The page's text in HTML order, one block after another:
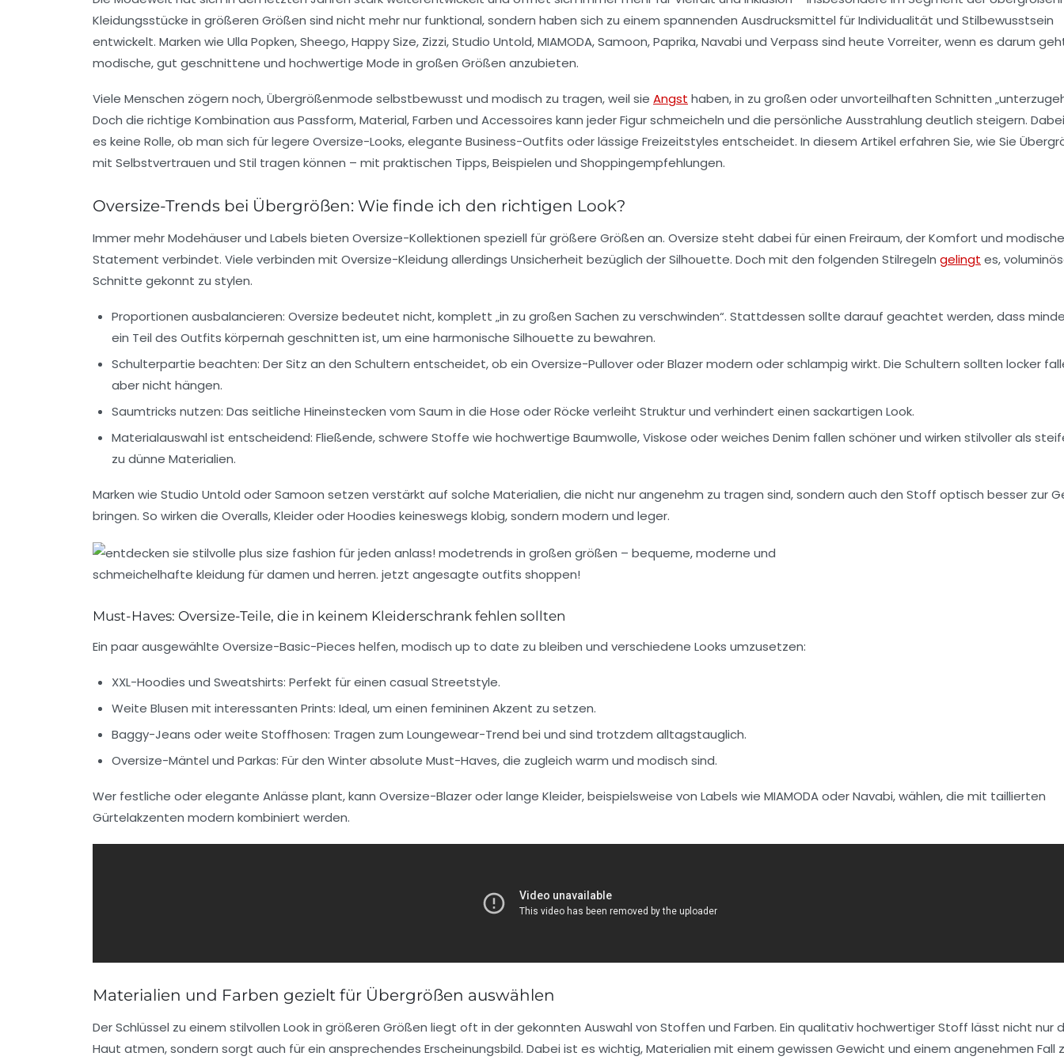
Kleidungsstücke in größeren Größen sind nicht mehr nur funktional, sondern haben sich zu einem spannenden Ausdrucksmittel für Individualität und Stilbewusstsein
entwickelt. Marken wie Ulla Popken,Sheego,Happy Size, Zizzi,Studio Untold,MIAMODA,Samoon,Paprika,Navabi und Verpass sind heute Vorreiter, wenn es darum
modische, gut geschnittene und hochwertige Mode in großen Größen anzubieten.
Viele Menschen zögern noch, Übergrößenmode selbstbewusst und modisch zu tragen, weil sie Angst haben, in zu großen oder unvorteilhaften Schnitten
Doch die richtige Kombination aus Passform, Material, Farben und Accessoires kann jeder Figur schmeicheln und die persönliche Ausstrahlung deutlich steigern.
es keine Rolle, ob man sich für legere Oversize-Looks, elegante Business-Outfits oder lässige Freizeitstyles entscheidet. In diesem Artikel erfahren Sie, wie Sie
mit Selbstvertrauen und Stil tragen können – mit praktischen Tipps, Beispielen und Shoppingempfehlungen.
Oversize-Trends bei Übergrößen: Wie finde ich den richtigen Look?
Immer mehr Modehäuser und Labels bieten Oversize-Kollektionen speziell für größere Größen an. Oversize steht dabei für einen Freiraum, der Komfort und
Statement verbindet. Viele verbinden mit Oversize-Kleidung allerdings Unsicherheit bezüglich der Silhouette. Doch mit den folgenden Stilregeln gelingt es,
Schnitte gekonnt zu stylen.
Proportionen ausbalancieren: Oversize bedeutet nicht, komplett „in zu großen Sachen zu verschwinden“. Stattdessen sollte darauf geachtet werden, dass
ein Teil des Outfits körpernah geschnitten ist, um eine harmonische Silhouette zu bewahren.
Schulterpartie beachten: Der Sitz an den Schultern entscheidet, ob ein Oversize-Pullover oder Blazer modern oder schlampig wirkt. Die Schultern sollten locker
aber nicht hängen.
Saumtricks nutzen: Das seitliche Hineinstecken vom Saum in die Hose oder Röcke verleiht Struktur und verhindert einen sackartigen Look.
Materialauswahl ist entscheidend: Fließende, schwere Stoffe wie hochwertige Baumwolle, Viskose oder weiches Denim fallen schöner und wirken stilvoller als
zu dünne Materialien.
Marken wie Studio Untold oderSamoon setzen verstärkt auf solche Materialien, die nicht nur angenehm zu tragen sind, sondern auch den Stoff optisch besser zur
bringen. So wirken die Overalls, Kleider oder Hoodies keineswegs klobig, sondern modern und leger.
Must-Haves: Oversize-Teile, die in keinem Kleiderschrank fehlen sollten
Ein paar ausgewählte Oversize-Basic-Pieces helfen, modisch up to date zu bleiben und verschiedene Looks umzusetzen:
XXL-Hoodies und Sweatshirts: Perfekt für einen casual Streetstyle.
Weite Blusen mit interessanten Prints: Ideal, um einen femininen Akzent zu setzen.
Baggy-Jeans oder weite Stoffhosen: Tragen zum Loungewear-Trend bei und sind trotzdem alltagstauglich.
Oversize-Mäntel und Parkas: Für den Winter absolute Must-Haves, die zugleich warm und modisch sind.
Wer festliche oder elegante Anlässe plant, kann Oversize-Blazer oder lange Kleider, beispielsweise von Labels wie MIAMODAoderNavabi, wählen, die mit taillierten
Gürtelakzenten modern kombiniert werden.
Materialien und Farben gezielt für Übergrößen auswählen
Der Schlüssel zu einem stilvollen Look in größeren Größen liegt oft in der gekonnten Auswahl von Stoffen und Farben. Ein qualitativ hochwertiger Stoff lässt nicht nur
Haut atmen, sondern sorgt auch für ein ansprechendes Erscheinungsbild. Dabei ist es wichtig, Materialien mit einem gewissen Gewicht und einem angenehmen Fall